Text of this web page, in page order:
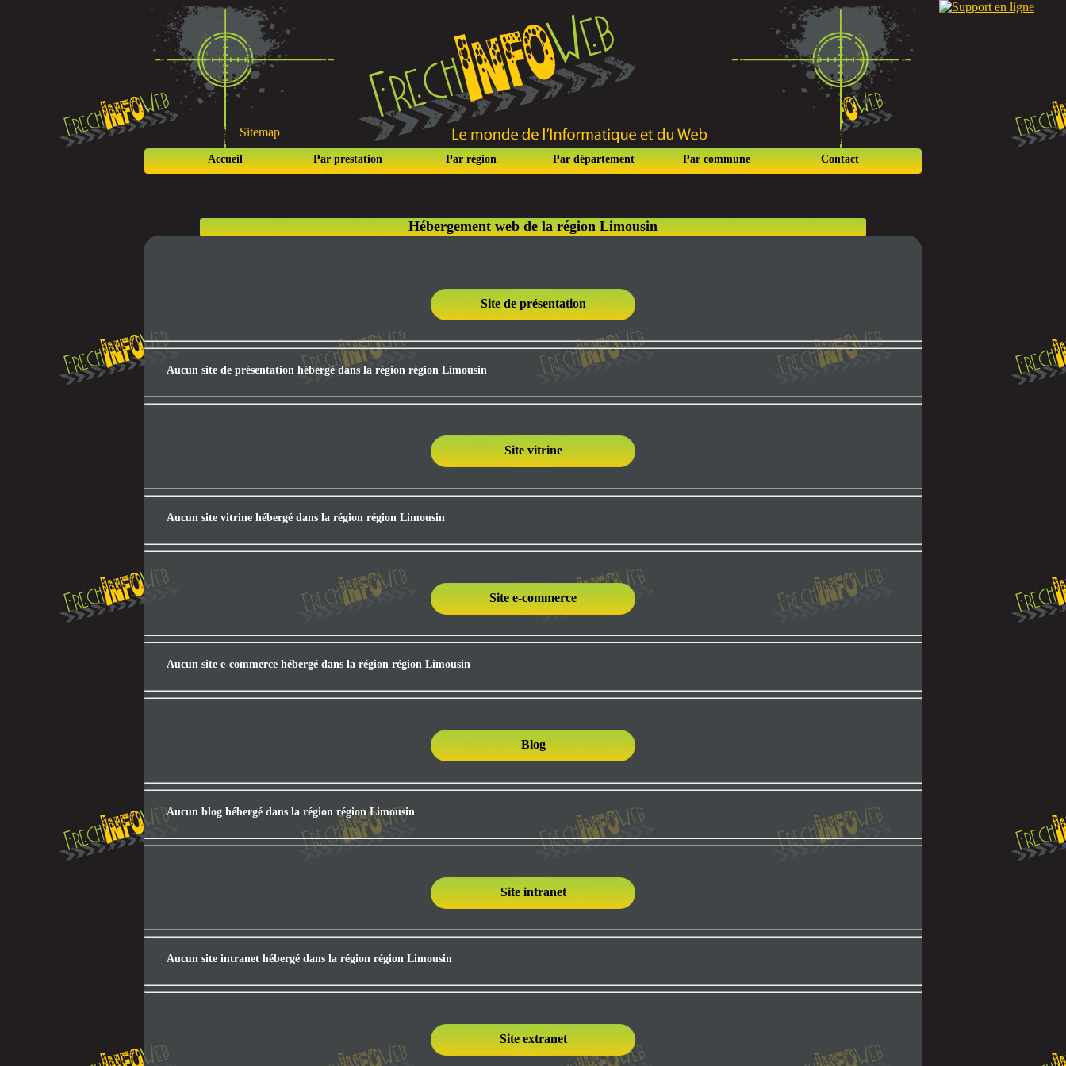
Sitemap
Accueil Par prestation Par région Par département Par commune Contact
Hébergement web de la région Limousin
Site de présentation
Aucun site de présentation hébergé dans la région région Limousin
Site vitrine
Aucun site vitrine hébergé dans la région région Limousin
Site e-commerce
Aucun site e-commerce hébergé dans la région région Limousin
Blog
Aucun blog hébergé dans la région région Limousin
Site intranet
Aucun site intranet hébergé dans la région région Limousin
Site extranet